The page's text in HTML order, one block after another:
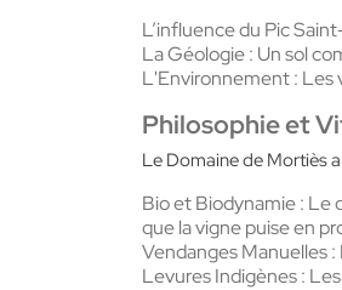
L’influence du Pic
La Géologie : Un sol
L'Environnement : Les
Philosophie et
Le Domaine de Mortiès
Bio et Biodynamie : Le
que la vigne puise en
Vendanges Manuelles
Levures Indigènes :